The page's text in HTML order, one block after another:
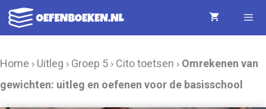
Ga
naar
Home › Uitleg › Groep 5 › Cito toetsen › Omrekenen van
gewichten: uitleg en oefenen voor de basisschool